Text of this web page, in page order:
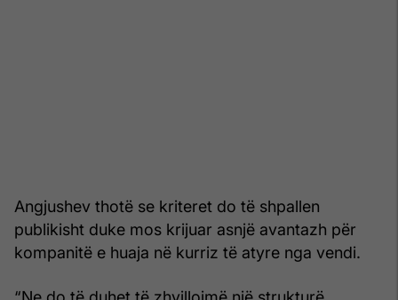
Angjushev thotë se kriteret do të shpallen
publikisht duke mos krijuar asnjë avantazh për
kompanitë e huaja në kurriz të atyre nga vendi.